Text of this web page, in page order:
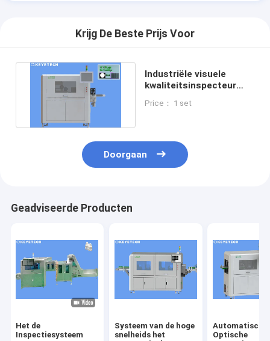
Krijg De Beste Prijs Voor
Industriële visuele
kwaliteitsinspecteur
machinemateriaal
Price： 1 set
Doorgaan
Geadviseerde Producten
Het de
Inspectiesysteem
Systeem van de hoge
snelheids het
Automatische
Optische